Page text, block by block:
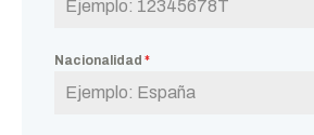
Nacionalidad *